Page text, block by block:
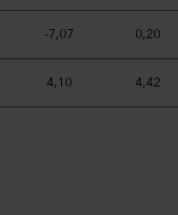
-7,07 0,20
4,10 4,42